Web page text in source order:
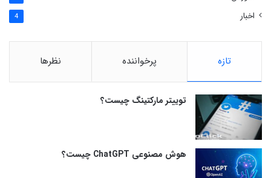
اخبار 4
تازه پرخواننده نظرها
توییتر مارکتینگ چیست؟
هوش مصنوعی ChatGPT چیست؟